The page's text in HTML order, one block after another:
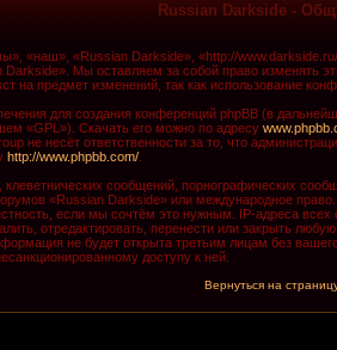
Russian Darkside -
«наш», «Russian Darkside», «http://
Мы оставляем за собой право
на предмет изменений, так как использование
для создания конференций phpBB (в
«GPL»). Скачать его можно по адресу
не несёт ответственности за то, что
http://www.phpbb.com/.
сообщений, порнографических
«Russian Darkside» или международное
если мы сочтём это нужным. IP-адреса
отредактировать, перенести или закрыть
не будет открыта третьим лицам без
доступу к ней.
Вернуться на